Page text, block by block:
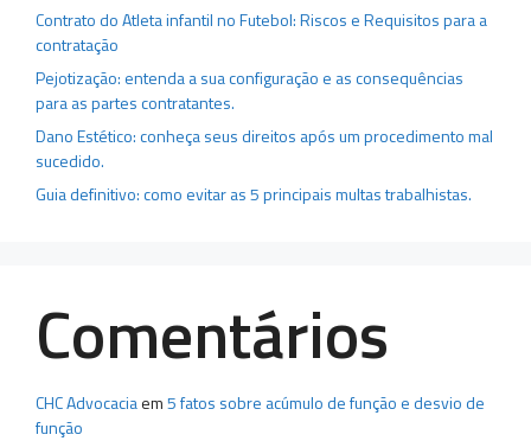
Contrato do Atleta infantil no Futebol: Riscos e Requisitos para a
contratação
Pejotização: entenda a sua configuração e as consequências
para as partes contratantes.
Dano Estético: conheça seus direitos após um procedimento mal
sucedido.
Guia definitivo: como evitar as 5 principais multas trabalhistas.
Comentários
CHC Advocaciaem5 fatos sobre acúmulo de função e desvio de
função